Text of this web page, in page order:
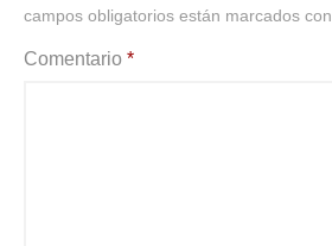
campos obligatorios están marcados con
Comentario *